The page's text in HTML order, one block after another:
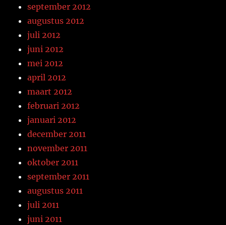
september 2012
augustus 2012
juli 2012
juni 2012
mei 2012
april 2012
maart 2012
februari 2012
januari 2012
december 2011
november 2011
oktober 2011
september 2011
augustus 2011
juli 2011
juni 2011